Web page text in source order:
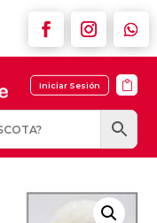
Iniciar Sesión 